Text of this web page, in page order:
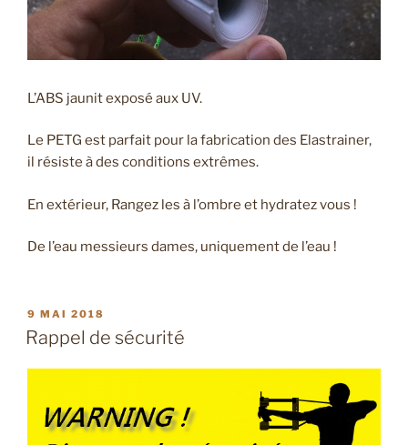
L’ABS jaunit exposé aux UV.
Le PETG est parfait pour la fabrication des Elastrainer,
il résiste à des conditions extrêmes.
En extérieur, Rangez les à l’ombre et hydratez vous !
De l’eau messieurs dames, uniquement de l’eau !
PUBLIÉ
LE
9 MAI 2018
Rappel de sécurité